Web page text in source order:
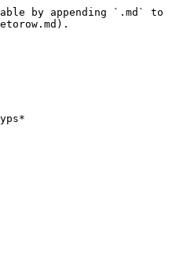
by appending `.md` to